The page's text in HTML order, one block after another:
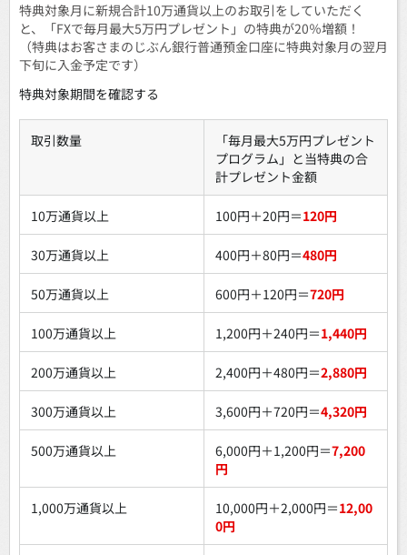
特典対象月に新規合計10万通貨以上のお取引をしていただく
と、「FXで毎月最大5万円プレゼント」の特典が20％増額！
（特典はお客さまのじぶん銀行普通預金口座に特典対象月の翌月
下旬に入金予定です）
特典対象期間を確認する
取引数量
「毎月最大5万円プレゼント
プログラム」と当特典の合
計プレゼント金額
10万通貨以上 100円＋20円＝120円
30万通貨以上 400円＋80円＝480円
50万通貨以上 600円＋120円＝720円
100万通貨以上 1,200円＋240円＝1,440円
200万通貨以上 2,400円＋480円＝2,880円
300万通貨以上 3,600円＋720円＝4,320円
500万通貨以上 6,000円＋1,200円＝7,200
円
1,000万通貨以上 10,000円＋2,000円＝12,00
0円